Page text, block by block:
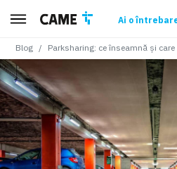
Ai o
Blog Parksharing: ce înseamnă și